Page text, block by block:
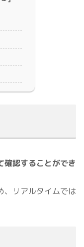
確認することができ
、リアルタイムでは